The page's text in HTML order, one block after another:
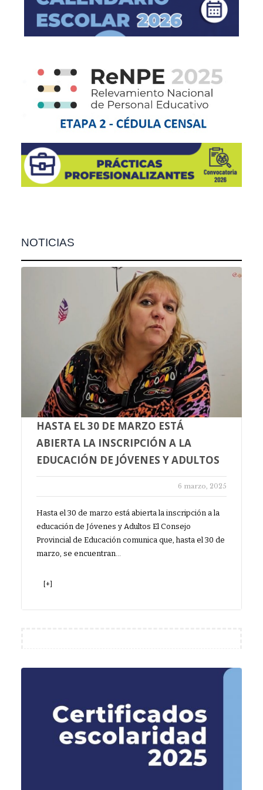
NOTICIAS
HASTA EL 30 DE MARZO ESTÁ
ABIERTA LA INSCRIPCIÓN A LA
EDUCACIÓN DE JÓVENES Y ADULTOS
6 marzo, 2025
Hasta el 30 de marzo está abierta la inscripción a la
educación de Jóvenes y Adultos El Consejo
Provincial de Educación comunica que, hasta el 30 de
marzo, se encuentran…
[+]